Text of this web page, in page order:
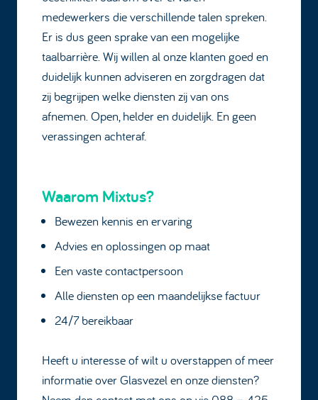
medewerkers die verschillende talen spreken.
Er is dus geen sprake van een mogelijke
taalbarrière. Wij willen al onze klanten goed en
duidelijk kunnen adviseren en zorgdragen dat
zij begrijpen welke diensten zij van ons
afnemen. Open, helder en duidelijk. En geen
verassingen achteraf.
Waarom Mixtus?
Bewezen kennis en ervaring
Advies en oplossingen op maat
Een vaste contactpersoon
Alle diensten op een maandelijkse factuur
24/7 bereikbaar
Heeft u interesse of wilt u overstappen of meer
informatie over Glasvezel en onze diensten?